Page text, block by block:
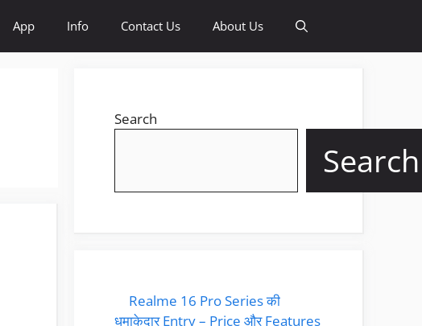
App Info Contact Us About Us
Search
Search
Realme 16 Pro Series की
धमाकेदार Entry – Price और Features